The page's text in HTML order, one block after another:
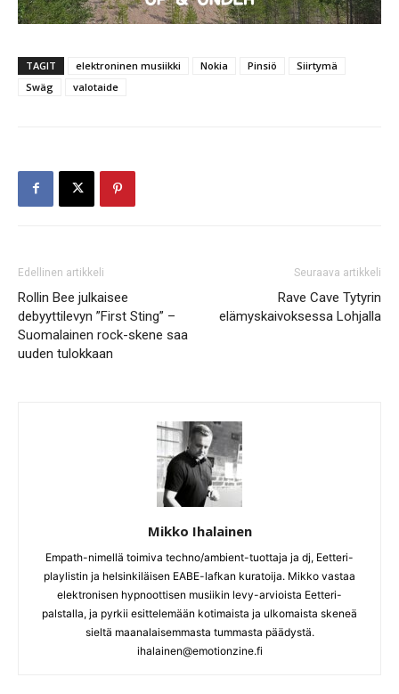
TAGIT elektroninen musiikki Nokia Pinsiö
Siirtymä
Swäg
valotaide
Edellinen artikkeli
Rollin Bee julkaisee
debyyttilevyn ”First Sting” –
Suomalainen rock-skene saa
uuden tulokkaan
Seuraava artikkeli
Rave Cave Tytyrin
elämyskaivoksessa Lohjalla
Mikko Ihalainen
Empath-nimellä toimiva techno/ambient-tuottaja ja dj, Eetteri-
playlistin ja helsinkiläisen EABE-lafkan kuratoija. Mikko vastaa
elektronisen hypnoottisen musiikin levy-arvioista Eetteri-
palstalla, ja pyrkii esittelemään kotimaista ja ulkomaista skeneä
sieltä maanalaisemmasta tummasta päädystä.
ihalainen@emotionzine.fi